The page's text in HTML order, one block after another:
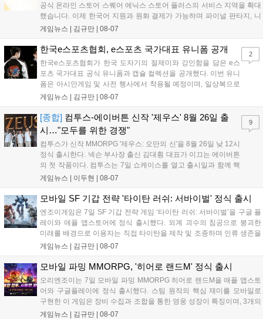
공식 온라인 스토어 스퀘어 에닉스 스토어 플러스의 서비스 지역을 확대
했습니다. 이제 한국어 지원과 원화 결제가 가능하며 파이널 판타지, 니
어 등 주요 게임의 피규어, 굿즈를 구매할 수 있습니다. 신상품이 순차적
용 가능합니다....
게임뉴스 | 김규만 | 08-07
한국e스포츠협회, e스포츠 국가대표 유니폼 공개
한국e스포츠협회가 한국 도자기의 절제미와 강인함을 담은 e스
포츠 국가대표 공식 유니폼과 캡슐 컬렉션을 공개했다. 이번 유니
폼은 아시안게임 및 사전 행사에서 착용될 예정이며, 일상복으로
구성된 컬렉션은 오는 8월 28일부터 골스튜디오 공식 홈페이지
서는 대회 규정에 따라 별도의 유니폼을 착용할 계획이다....
게임뉴스 | 김규만 | 08-07
2
[종합] 컴투스-에이버튼 신작 '제우스' 8월 26일 출
시…"모두를 위한 경쟁"
컴투스가 신작 MMORPG '제우스: 오만의 신'을 8월 26일 낮 12시
정식 출시한다. 넥슨 부사장 출신 김대훤 대표가 이끄는 에이버튼
의 첫 작품이다. 컴투스는 7일 쇼케이스를 열고 출시일과 함께 핵
심 콘텐츠, 유료화 정책, 운영 방향을 공개했다. 캐릭터명 선점은
의 오만으로 균열이...
게임뉴스 | 이두현 | 08-07
9
모바일 SF 기갑 전략 '타이탄 러쉬: 서바이벌' 정식 출시
엔조이게임은 7일 SF 기갑 전략 게임 ‘타이탄 러쉬: 서바이벌’을 구글 플
레이와 애플 앱스토어에 정식 출시했다. 외계 괴수의 침공으로 붕괴한
미래를 배경으로 이용자는 직접 타이탄을 제작 및 조종하며 인류 생존을
위한 전투를 펼친다. 지휘관 모집, 피난처 운영, 연맹 협동 콘텐츠가 특징
지원 보상을 제공한다. 상세 내용은 공식 커뮤니티에서 확인 가능하다....
게임뉴스 | 김규만 | 08-07
모바일 파밍 MMORPG, '히어로 랜드M' 정식 출시
오리엔조이는 7일 모바일 파밍 MMORPG 히어로 랜드M을 애플 앱스토
어와 구글플레이에 정식 출시했다. 스팀 원작의 핵심 재미를 모바일로
구현한 이 게임은 장비 수집과 조합을 통한 영웅 성장이 특징이며, 3개의
무기 스킬을 활용한 전략적 전투와 길드전 등 다양한 콘텐츠를 제공한
게임뉴스 | 김규만 | 08-07